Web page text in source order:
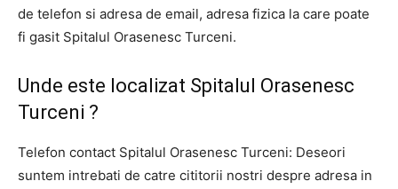
de telefon si adresa de email, adresa fizica la care poate
fi gasit Spitalul Orasenesc Turceni.
Unde este localizat Spitalul Orasenesc
Turceni ?
Telefon contact Spitalul Orasenesc Turceni: Deseori
suntem intrebati de catre cititorii nostri despre adresa in